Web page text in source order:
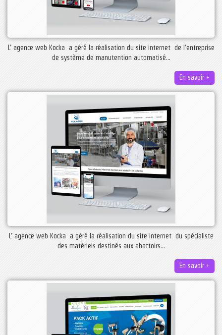
L’ agence web Kocka a géré la réalisation du site internet de l’entreprise
de système de manutention automatisé...
En savoir +
L’ agence web Kocka a géré la réalisation du site internet du spécialiste
des matériels destinés aux abattoirs...
En savoir +